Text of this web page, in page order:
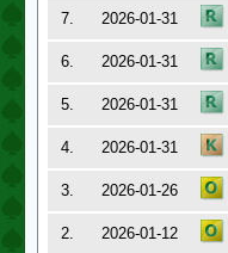
7.
2026-01-31
6.
2026-01-31
5.
2026-01-31
4.
2026-01-31
3.
2026-01-26
2.
2026-01-12